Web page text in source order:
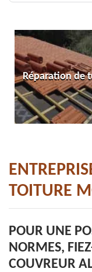
Réparation de
TOITURE
POUR UNE
NORMES,
COUVREUR